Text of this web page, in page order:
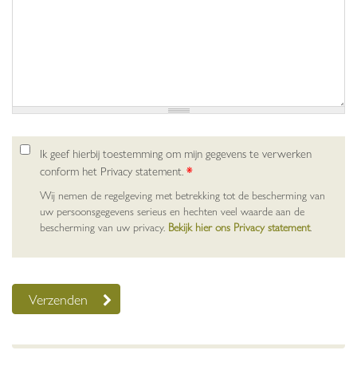
Ik geef hierbij toestemming om mijn gegevens te verwerken
conform het Privacy statement.*
Wij nemen de regelgeving met betrekking tot de bescherming van
uw persoonsgegevens serieus en hechten veel waarde aan de
bescherming van uw privacy. Bekijk hier ons Privacy statement.